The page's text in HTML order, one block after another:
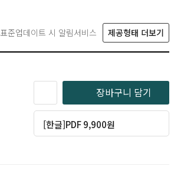
표준업데이트 시 알림서비스 제공형태 더보기
장바구니 담기
[한글]PDF 9,900원